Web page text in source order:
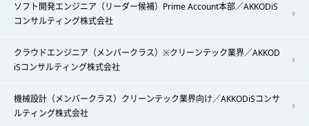
ソフト開発エンジニア（リーダー候補）Prime Account本部／AKKODiS
コンサルティング株式会社
クラウドエンジニア（メンバークラス）※クリーンテック業界／AKKOD
iSコンサルティング株式会社
機械設計（メンバークラス）クリーンテック業界向け／AKKODiSコンサ
ルティング株式会社